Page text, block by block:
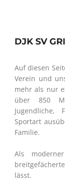
DJK SV
Auf diesen
Verein und
mehr als nur
über 850
Sportart
Familie.
Als
lässt.